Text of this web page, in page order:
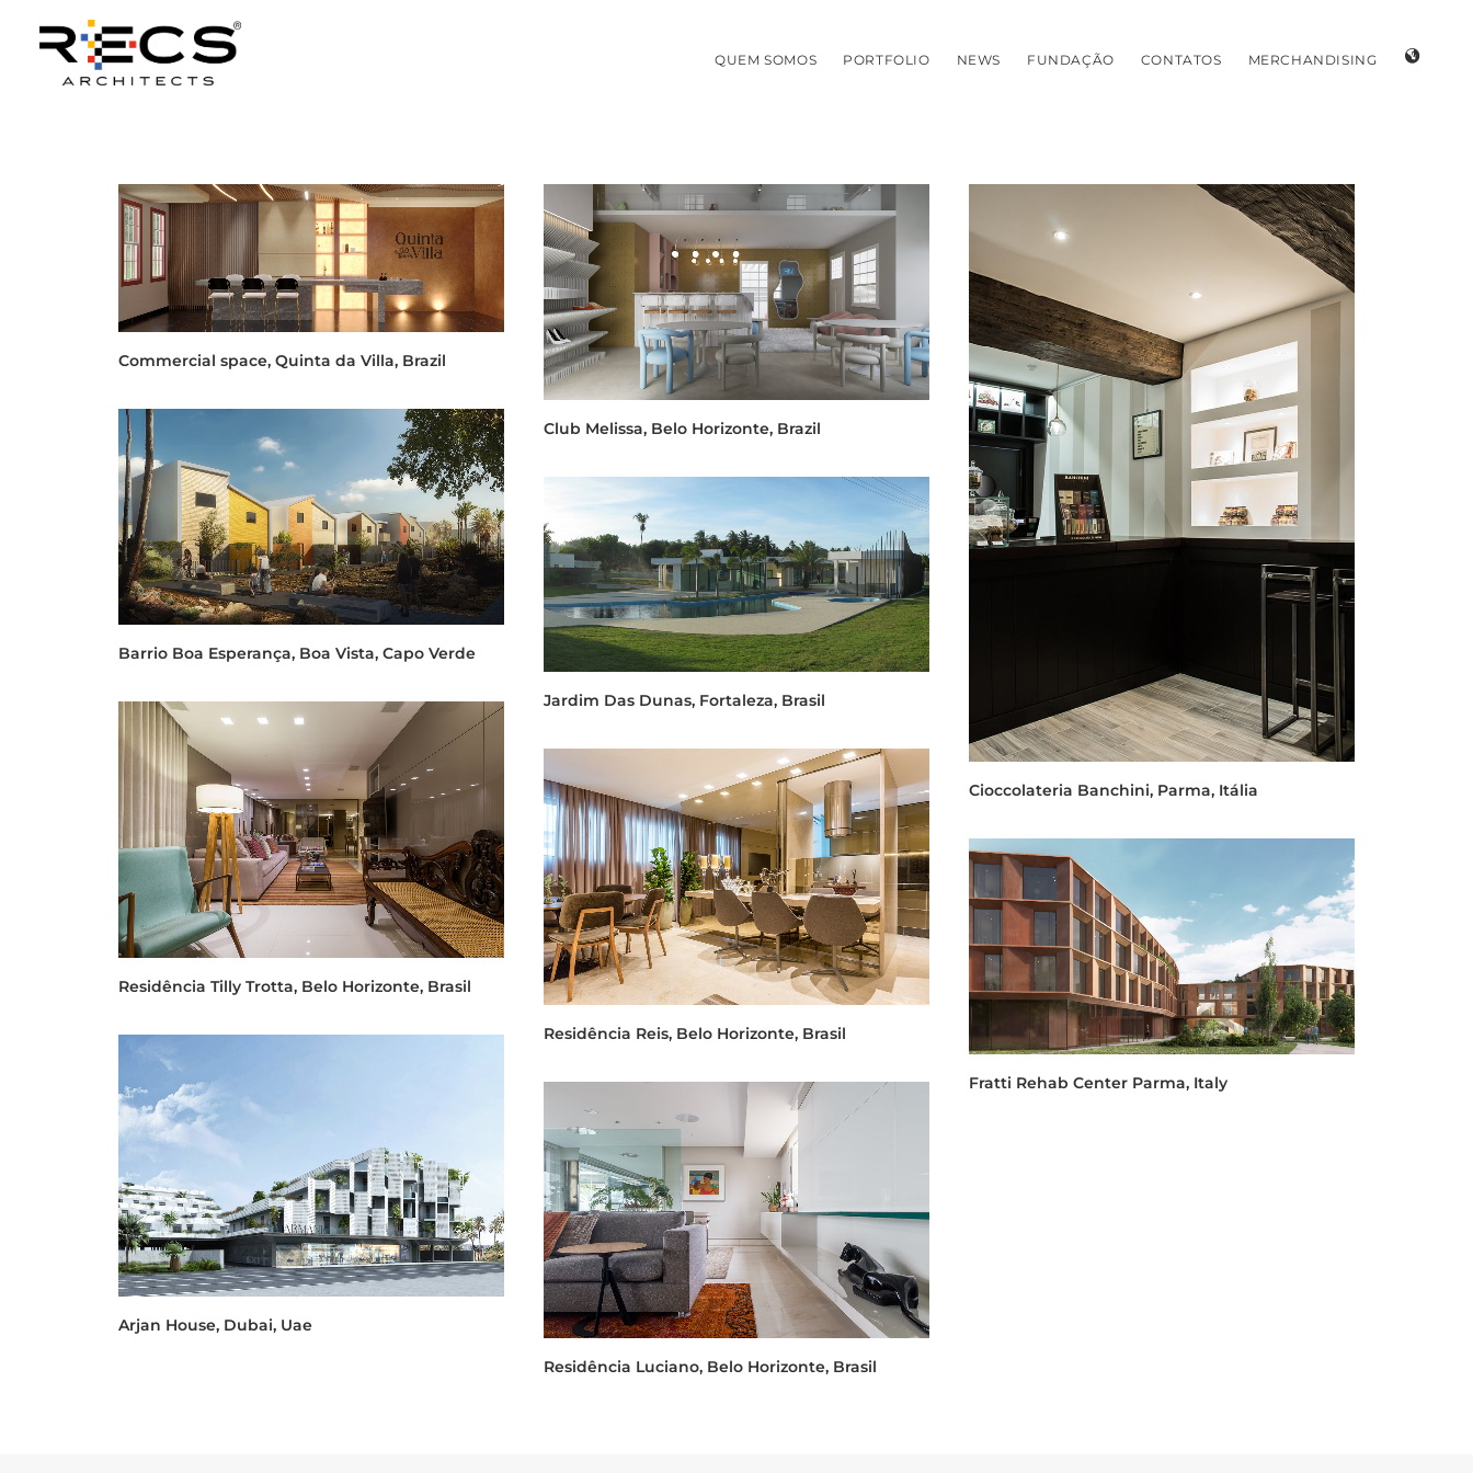
QUEM SOMOS PORTFOLIO NEWS FUNDAÇÃO CONTATOS MERCHANDISING
Commercial space, Quinta da Villa, Brazil
Club Melissa, Belo Horizonte, Brazil
Cioccolateria Banchini, Parma, Itália
Barrio Boa Esperança, Boa Vista, Capo Verde
Jardim Das Dunas, Fortaleza, Brasil
Residência Tilly Trotta, Belo Horizonte, Brasil
Residência Reis, Belo Horizonte, Brasil
Fratti Rehab Center Parma, Italy
Arjan House, Dubai, Uae
Residência Luciano, Belo Horizonte, Brasil